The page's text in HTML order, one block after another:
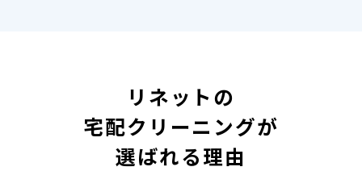
リネットの
宅配クリーニングが
選ばれる理由